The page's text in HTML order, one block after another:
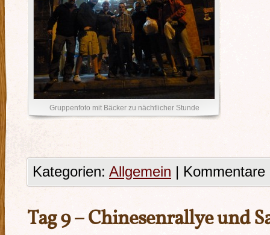
Gruppenfoto mit Bäcker zu nächtlicher Stunde
Kategorien: Allgemein |
Tag 9 – Chinesenrallye und